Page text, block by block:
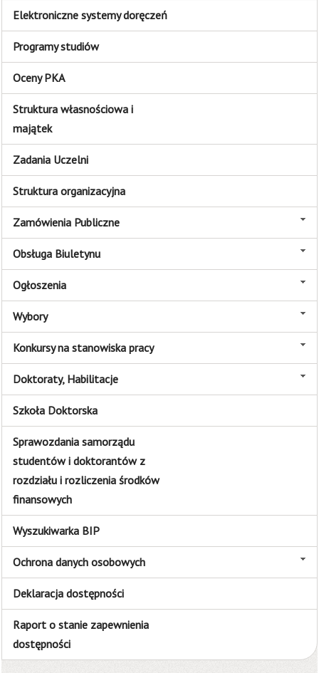
Elektroniczne systemy doręczeń
Programy studiów
Oceny PKA
Struktura własnościowa i
majątek
Zadania Uczelni
Struktura organizacyjna
Zamówienia Publiczne
Obsługa Biuletynu
Ogłoszenia
Wybory
Konkursy na stanowiska pracy
Doktoraty, Habilitacje
Szkoła Doktorska
Sprawozdania samorządu
studentów i doktorantów z
rozdziału i rozliczenia środków
finansowych
Wyszukiwarka BIP
Ochrona danych osobowych
Deklaracja dostępności
Raport o stanie zapewnienia
dostępności